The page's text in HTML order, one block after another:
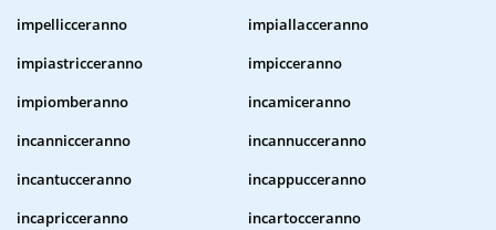
impellicceranno
impiallacceranno
impiastricceranno
impicceranno
impiomberanno
incamiceranno
incannicceranno
incannucceranno
incantucceranno
incappucceranno
incapricceranno
incartocceranno